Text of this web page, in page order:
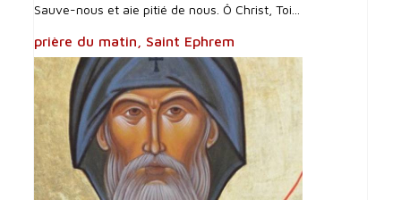
Sauve-nous et aie pitié de nous. Ô Christ, Toi...
prière du matin, Saint Ephrem